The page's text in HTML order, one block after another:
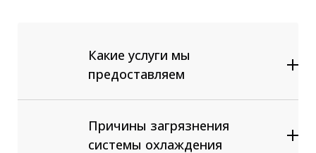
Какие услуги мы
предоставляем
автомобилей любых марок
Аппаратная промывка радиатора
Причины загрязнения
системы охлаждения